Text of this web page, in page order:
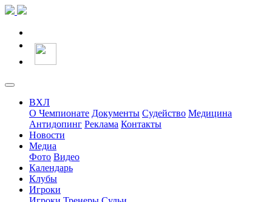
ВХЛ
О Чемпионате Документы Судейство Медицина
Антидопинг Реклама Контакты
Новости
Медиа
Фото Видео
Календарь
Клубы
Игроки